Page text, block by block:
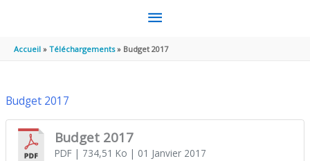
MENU
PRINCIPAL
Accueil Téléchargements Budget 2017
Budget 2017
Budget 2017
PDF| 734,51 Ko | 01 Janvier 2017